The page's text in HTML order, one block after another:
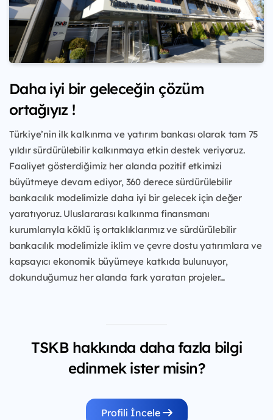
Daha iyi bir geleceğin çözüm
ortağıyız !
Türkiye’nin ilk kalkınma ve yatırım bankası olarak tam 75
yıldır sürdürülebilir kalkınmaya etkin destek veriyoruz.
Faaliyet gösterdiğimiz her alanda pozitif etkimizi
büyütmeye devam ediyor, 360 derece sürdürülebilir
bankacılık modelimizle daha iyi bir gelecek için değer
yaratıyoruz. Uluslararası kalkınma finansmanı
kurumlarıyla köklü iş ortaklıklarımız ve sürdürülebilir
bankacılık modelimizle iklim ve çevre dostu yatırımlara ve
kapsayıcı ekonomik büyümeye katkıda bulunuyor,
dokunduğumuz her alanda fark yaratan projeler...
TSKB hakkında daha fazla bilgi
edinmek ister misin?
Profili İncele